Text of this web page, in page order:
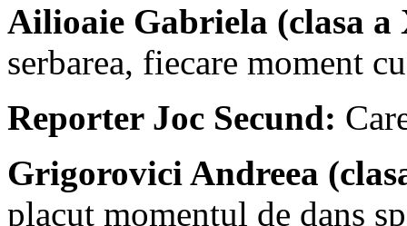
Ailioaie Gabriela (clasa
serbarea, fiecare moment
Reporter Joc Secund:
Grigorovici Andreea
placut momentul de dans